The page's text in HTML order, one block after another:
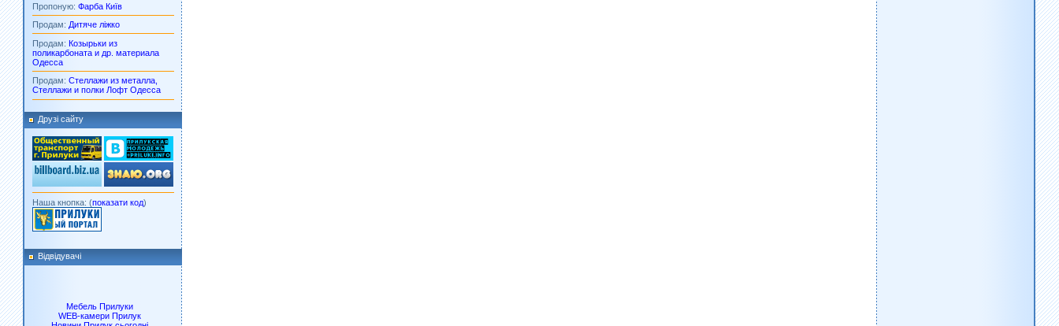
Пропоную: Фарба Київ
Продам: Дитяче ліжко
Продам: Козырьки из
поликарбоната и др. материала
Одесса
Продам: Стеллажи из металла,
Стеллажи и полки Лофт Одесса
Друзі сайту
Наша кнопка: (показати код)
Відвідувачі
Мебель Прилуки
WEB-камери Прилук